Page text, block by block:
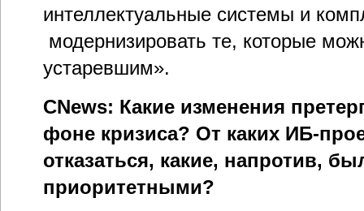
интеллектуальные системы и
модернизировать те, которые
устаревшим».
CNews: Какие изменения
фоне кризиса? От каких ИБ-
отказаться, какие, напротив,
приоритетными?